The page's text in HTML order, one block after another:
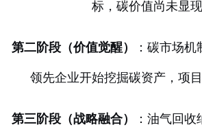
标，碳价值尚未显现
第二阶段（价值觉醒） ：碳市场
领先企业开始挖掘碳资产，项目
第三阶段（战略融合） ：油气回